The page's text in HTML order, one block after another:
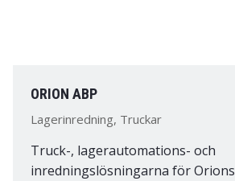
ORION ABP
Lagerinredning, Truckar
Truck-, lagerautomations- och
inredningslösningarna för Orions